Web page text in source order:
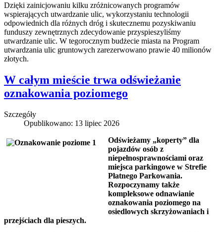
Dzięki zainicjowaniu kilku zróżnicowanych programów
wspierających utwardzanie ulic, wykorzystaniu technologii
odpowiednich dla różnych dróg i skutecznemu pozyskiwaniu
funduszy zewnętrznych zdecydowanie przyspieszyliśmy
utwardzanie ulic. W tegorocznym budżecie miasta na Program
utwardzania ulic gruntowych zarezerwowano prawie 40 milionów
złotych.
W całym mieście trwa odświeżanie
oznakowania poziomego
Szczegóły
Opublikowano: 13 lipiec 2026
Odświeżamy „koperty” dla
pojazdów osób z
niepełnosprawnościami oraz
miejsca parkingowe w Strefie
Płatnego Parkowania.
Rozpoczynamy także
kompleksowe odnawianie
oznakowania poziomego na
osiedlowych skrzyżowaniach i
przejściach dla pieszych.